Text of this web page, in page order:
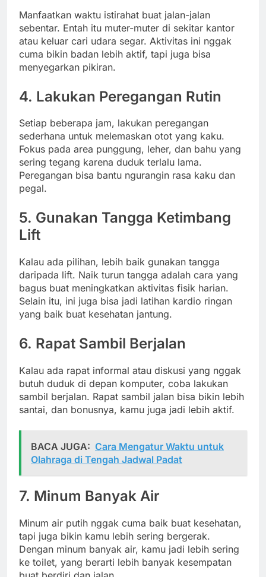
Manfaatkan waktu istirahat buat jalan-jalan
sebentar. Entah itu muter-muter di sekitar kantor
atau keluar cari udara segar. Aktivitas ini nggak
cuma bikin badan lebih aktif, tapi juga bisa
menyegarkan pikiran.
4. Lakukan Peregangan Rutin
Setiap beberapa jam, lakukan peregangan
sederhana untuk melemaskan otot yang kaku.
Fokus pada area punggung, leher, dan bahu yang
sering tegang karena duduk terlalu lama.
Peregangan bisa bantu ngurangin rasa kaku dan
pegal.
5. Gunakan Tangga Ketimbang
Lift
Kalau ada pilihan, lebih baik gunakan tangga
daripada lift. Naik turun tangga adalah cara yang
bagus buat meningkatkan aktivitas fisik harian.
Selain itu, ini juga bisa jadi latihan kardio ringan
yang baik buat kesehatan jantung.
6. Rapat Sambil Berjalan
Kalau ada rapat informal atau diskusi yang nggak
butuh duduk di depan komputer, coba lakukan
sambil berjalan. Rapat sambil jalan bisa bikin lebih
santai, dan bonusnya, kamu juga jadi lebih aktif.
BACA JUGA: Cara Mengatur Waktu untuk
Olahraga di Tengah Jadwal Padat
7. Minum Banyak Air
Minum air putih nggak cuma baik buat kesehatan,
tapi juga bikin kamu lebih sering bergerak.
Dengan minum banyak air, kamu jadi lebih sering
ke toilet, yang berarti lebih banyak kesempatan